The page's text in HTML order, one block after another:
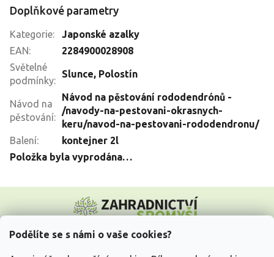
Podělíte se s námi o vaše cookies?
Doplňkové parametry
Kategorie:
Japonské azalky
EAN:
2284900028908
Světelné
podmínky:
Slunce, Polostín
Návod na
pěstování:
Návod na pěstování rododendrónů -
/navody-na-pestovani-okrasnych-
keru/navod-na-pestovani-rododendronu/
Balení:
kontejner 2l
Položka byla vyprodána…
p